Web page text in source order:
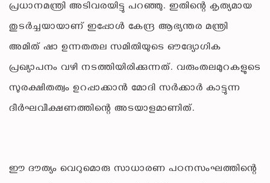
പ്രധാനമന്ത്രി അടിവരയിട്ടു പറഞ്ഞു. ഇതിന്റെ കൃത്യമായ
തുടർച്ചയായാണ് ഇപ്പോൾ കേന്ദ്ര ആഭ്യന്തര മന്ത്രി
അമിത് ഷാ ഉന്നതതല സമിതിയുടെ ഔദ്യോഗിക
പ്രഖ്യാപനം വഴി നടത്തിയിരിക്കുന്നത്. വരുംതലമുറകളുടെ
സുരക്ഷിതത്വം ഉറപ്പാക്കാൻ മോദി സർക്കാർ കാട്ടുന്ന
ദീർഘവീക്ഷണത്തിന്റെ അടയാളമാണിത്.
ഈ ദൗത്യം വെറുമൊരു സാധാരണ പഠനസംഘത്തിന്റെ